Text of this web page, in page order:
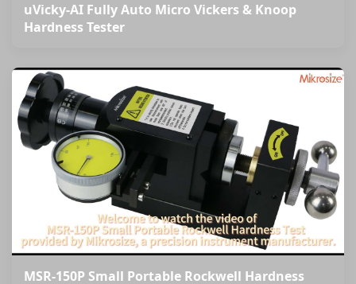
uVicky-AI Fully Auto Micro Vickers & Knoop
Hardness Tester
MSR-150P Small Portable Rockwell Hardness